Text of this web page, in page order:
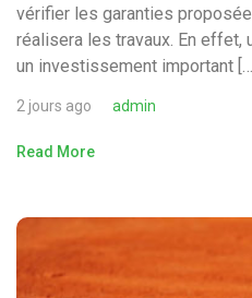
vérifier les garanties
réalisera les travaux. En effet,
un investissement important […]
2 jours ago admin
Read More